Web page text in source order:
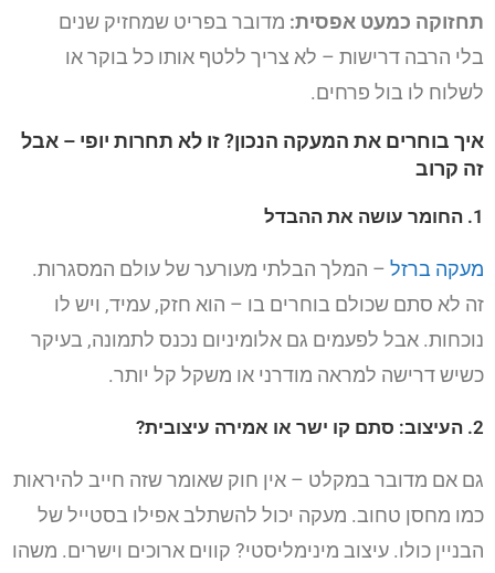
תחזוקה כמעט אפסית: מדובר בפריט שמחזיק שנים
בלי הרבה דרישות – לא צריך ללטף אותו כל בוקר או
לשלוח לו בול פרחים.
איך בוחרים את המעקה הנכון? זו לא תחרות יופי – אבל
זה קרוב
1. החומר עושה את ההבדל
מעקה ברזל – המלך הבלתי מעורער של עולם המסגרות.
זה לא סתם שכולם בוחרים בו – הוא חזק, עמיד, ויש לו
נוכחות. אבל לפעמים גם אלומיניום נכנס לתמונה, בעיקר
כשיש דרישה למראה מודרני או משקל קל יותר.
2. העיצוב: סתם קו ישר או אמירה עיצובית?
גם אם מדובר במקלט – אין חוק שאומר שזה חייב להיראות
כמו מחסן טחוב. מעקה יכול להשתלב אפילו בסטייל של
הבניין כולו. עיצוב מינימליסטי? קווים ארוכים וישרים. משהו